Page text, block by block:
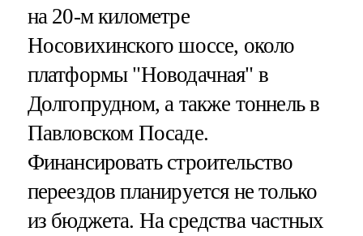
на 20-м километре
Носовихинского шоссе, около
платформы "Новодачная" в
Долгопрудном, а также тоннель в
Павловском Посаде.
Финансировать строительство
переездов планируется не только
из бюджета. На средства частных